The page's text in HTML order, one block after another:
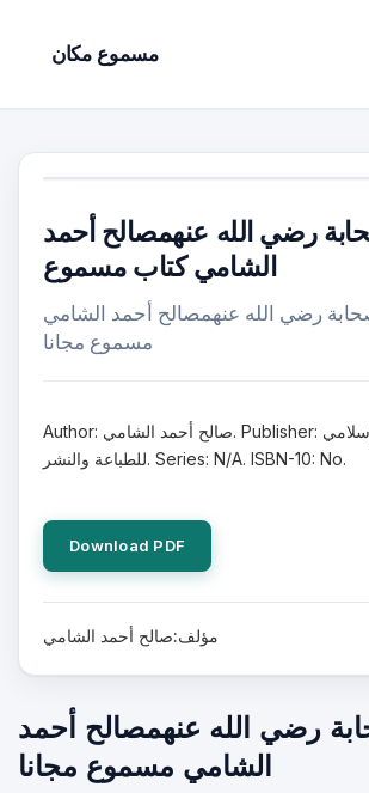
مسموع مكان
رضي الله عنهمصالح أحمد
الشامي كتاب مسموع
رضي الله عنهمصالح أحمد الشامي
مسموع مجانا
Author: صالح أحمد الشامي. Publisher: المكتب الإسلامي
للطباعة والنشر. Series: N/A. ISBN-10: No.
Download PDF
مؤلف:صالح أحمد الشامي
رضي الله عنهمصالح أحمد
الشامي مسموع مجانا